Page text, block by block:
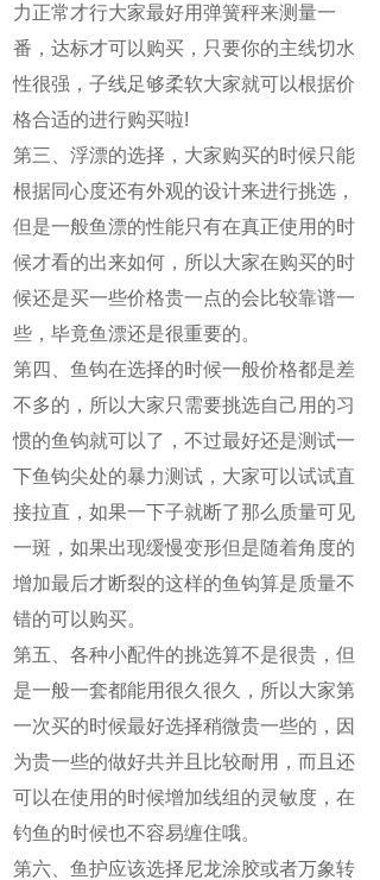
力正常才行大家最好用弹簧秤来测量一
番，达标才可以购买，只要你的主线切水
性很强，子线足够柔软大家就可以根据价
格合适的进行购买啦!
第三、浮漂的选择，大家购买的时候只能
根据同心度还有外观的设计来进行挑选，
但是一般鱼漂的性能只有在真正使用的时
候才看的出来如何，所以大家在购买的时
候还是买一些价格贵一点的会比较靠谱一
些，毕竟鱼漂还是很重要的。
第四、鱼钩在选择的时候一般价格都是差
不多的，所以大家只需要挑选自己用的习
惯的鱼钩就可以了，不过最好还是测试一
下鱼钩尖处的暴力测试，大家可以试试直
接拉直，如果一下子就断了那么质量可见
一斑，如果出现缓慢变形但是随着角度的
增加最后才断裂的这样的鱼钩算是质量不
错的可以购买。
第五、各种小配件的挑选算不是很贵，但
是一般一套都能用很久很久，所以大家第
一次买的时候最好选择稍微贵一些的，因
为贵一些的做好共并且比较耐用，而且还
可以在使用的时候增加线组的灵敏度，在
钓鱼的时候也不容易缠住哦。
第六、鱼护应该选择尼龙涂胶或者万象转